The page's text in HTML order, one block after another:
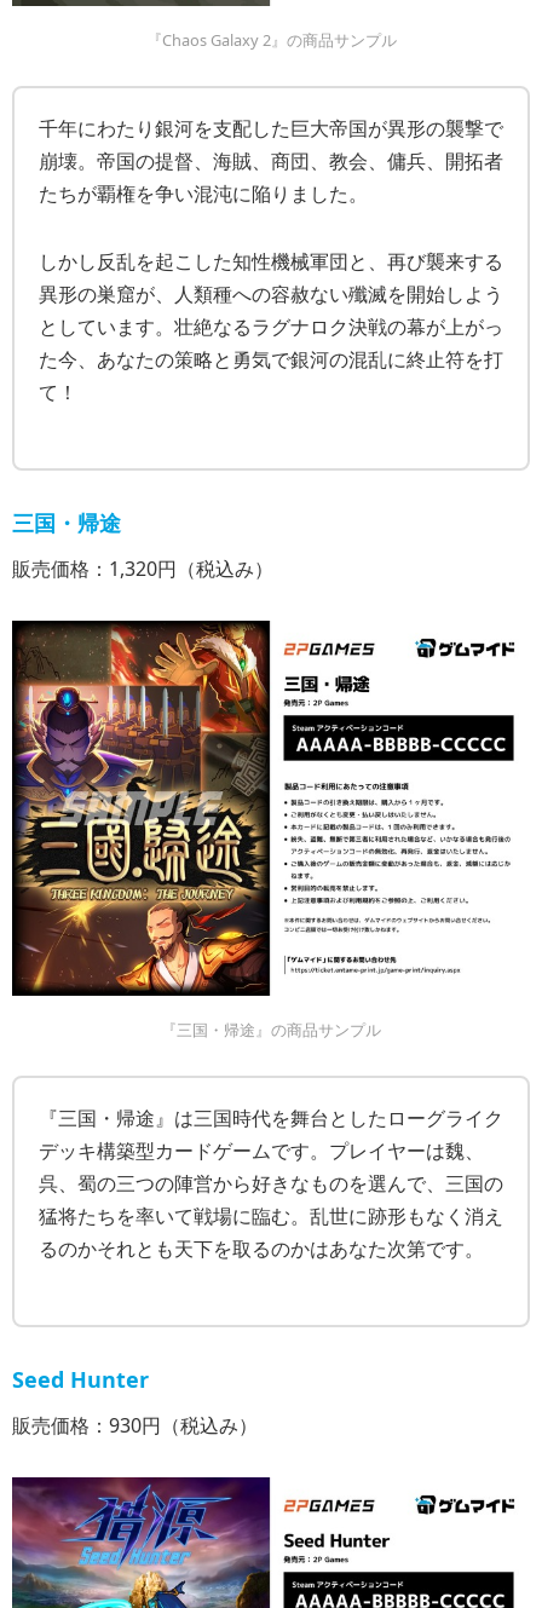
『Chaos Galaxy 2』の商品サンプル
千年にわたり銀河を支配した巨大帝国が異形の襲撃で
崩壊。帝国の提督、海賊、商団、教会、傭兵、開拓者
たちが覇権を争い混沌に陥りました。
しかし反乱を起こした知性機械軍団と、再び襲来する
異形の巣窟が、人類種への容赦ない殲滅を開始しよう
としています。壮絶なるラグナロク決戦の幕が上がっ
た今、あなたの策略と勇気で銀河の混乱に終止符を打
て！
三国・帰途
販売価格：1,320円（税込み）
『三国・帰途』の商品サンプル
『三国・帰途』は三国時代を舞台としたローグライク
デッキ構築型カードゲームです。プレイヤーは魏、
呉、蜀の三つの陣営から好きなものを選んで、三国の
猛将たちを率いて戦場に臨む。乱世に跡形もなく消え
るのかそれとも天下を取るのかはあなた次第です。
Seed Hunter
販売価格：930円（税込み）